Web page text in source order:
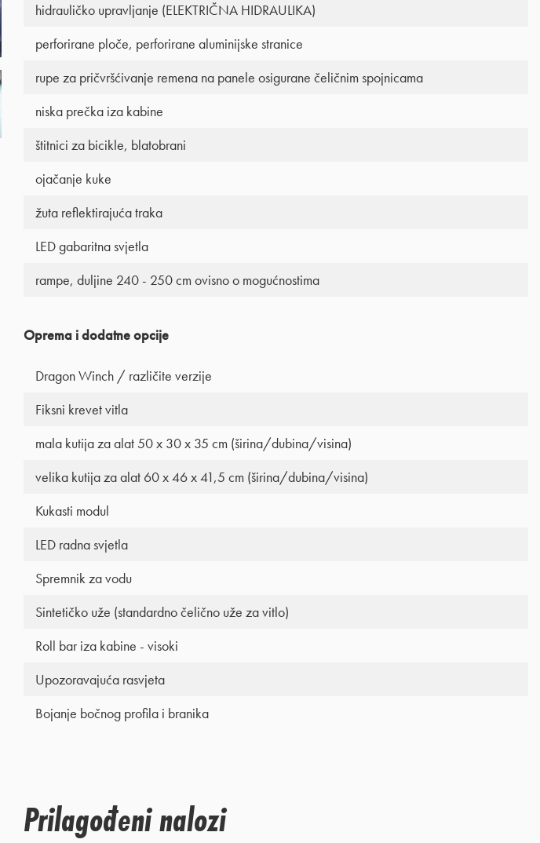
hidrauličko upravljanje (ELEKTRIČNA HIDRAULIKA)
perforirane ploče, perforirane aluminijske stranice
rupe za pričvršćivanje remena na panele osigurane čeličnim spojnicama
niska prečka iza kabine
štitnici za bicikle, blatobrani
ojačanje kuke
žuta reflektirajuća traka
LED gabaritna svjetla
rampe, duljine 240 - 250 cm ovisno o mogućnostima
Oprema i dodatne opcije
Dragon Winch / različite verzije
Fiksni krevet vitla
mala kutija za alat 50 x 30 x 35 cm (širina/dubina/visina)
velika kutija za alat 60 x 46 x 41,5 cm (širina/dubina/visina)
Kukasti modul
LED radna svjetla
Spremnik za vodu
Sintetičko uže (standardno čelično uže za vitlo)
Roll bar iza kabine - visoki
Upozoravajuća rasvjeta
Bojanje bočnog profila i branika
Prilagođeni nalozi